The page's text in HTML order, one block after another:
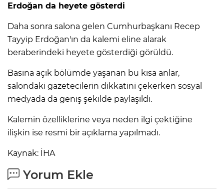
Erdoğan da heyete gösterdi
Daha sonra salona gelen Cumhurbaşkanı Recep
Tayyip Erdoğan'ın da kalemi eline alarak
beraberindeki heyete gösterdiği görüldü.
Basına açık bölümde yaşanan bu kısa anlar,
salondaki gazetecilerin dikkatini çekerken sosyal
medyada da geniş şekilde paylaşıldı.
Kalemin özelliklerine veya neden ilgi çektiğine
ilişkin ise resmi bir açıklama yapılmadı.
Kaynak: İHA
Yorum Ekle